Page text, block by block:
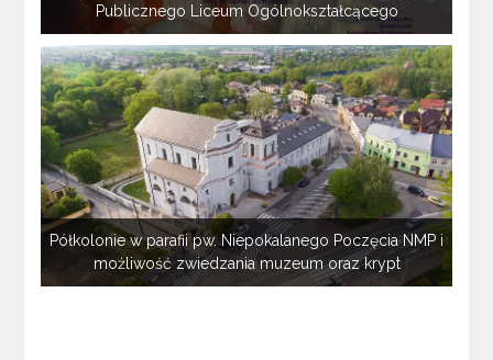
Publicznego Liceum Ogólnokształcącego
Półkolonie w parafii pw. Niepokalanego Poczęcia NMP i
możliwość zwiedzania muzeum oraz krypt